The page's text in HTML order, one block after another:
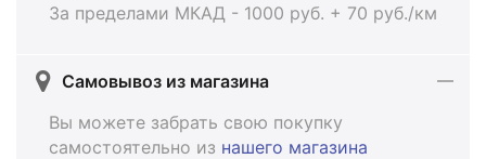
За пределами МКАД - 1000 руб. + 70 руб./км
Самовывоз из магазина
Вы можете забрать свою покупку
самостоятельно из нашего магазина